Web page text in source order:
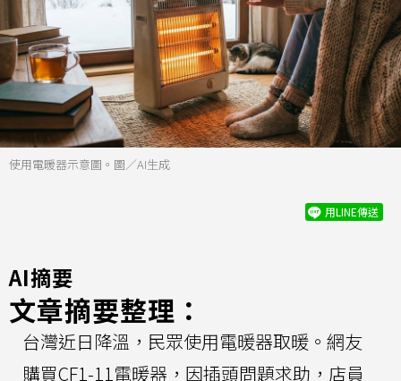
使用電暖器示意圖。圖／AI生成
用LINE傳送
AI摘要
文章摘要整理：
台灣近日降溫，民眾使用電暖器取暖。網友
購買CF1-11電暖器，因插頭問題求助，店員